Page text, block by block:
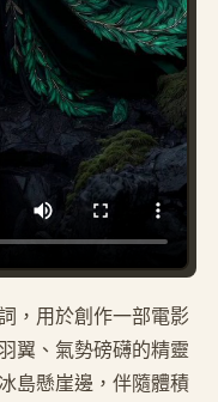
，用於創作一部電影
翼、氣勢磅礴的精靈
島懸崖邊，伴隨體積